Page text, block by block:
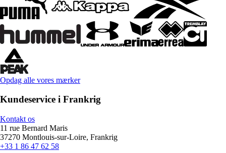
Opdag alle vores mærker
Kundeservice i Frankrig
Kontakt os
11 rue Bernard Maris
37270 Montlouis-sur-Loire, Frankrig
+33 1 86 47 62 58